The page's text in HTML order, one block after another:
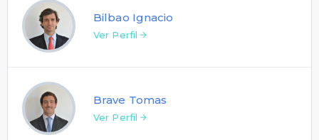
Bilbao Ignacio
Ver Perfil
Brave Tomas
Ver Perfil